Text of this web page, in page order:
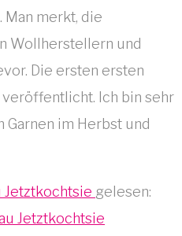
Man merkt, die
Wollherstellern und
Die ersten ersten
Ich bin sehr
Garnen im Herbst und
Jetztkochtsie gelesen:
Jetztkochtsie